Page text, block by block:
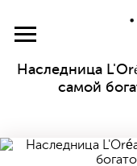
Наследница
самой